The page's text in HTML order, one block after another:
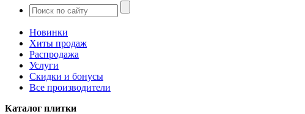
Новинки
Хиты продаж
Распродажа
Услуги
Скидки и бонусы
Все производители
Каталог плитки